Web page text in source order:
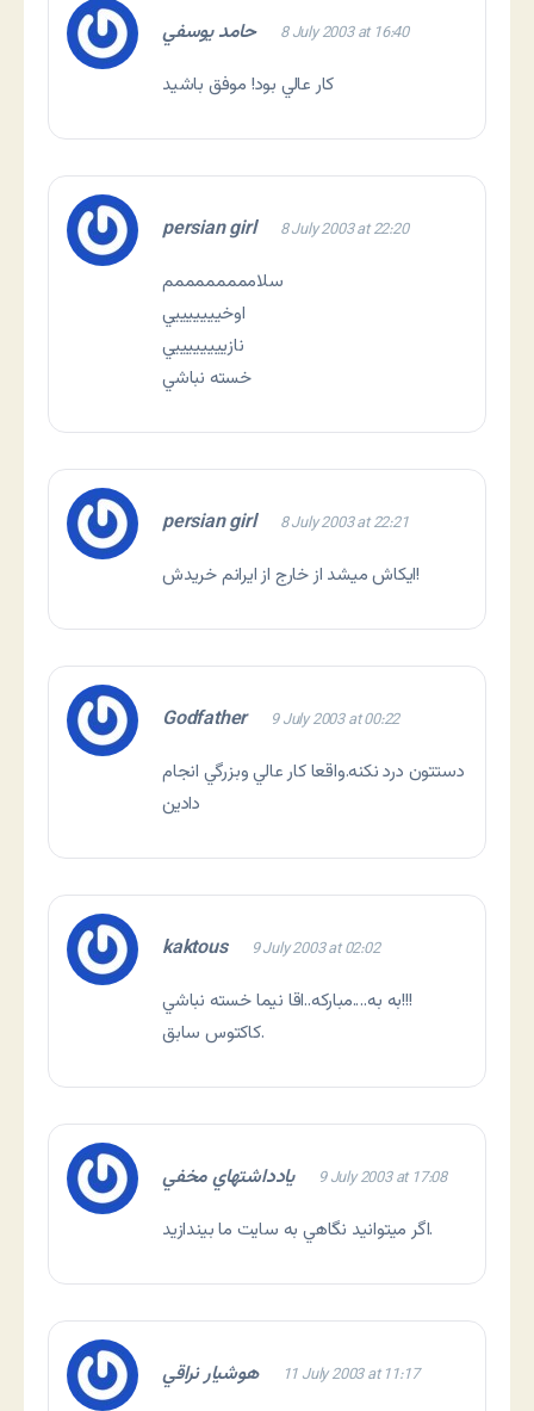
حامد يوسفي 8 July 2003 at 16:40
كار عالي بود! موفق باشيد
persian girl 8 July 2003 at 22:20
سلاممممممممم
اوخيييييييي
نازييييييييي
خسته نباشي
persian girl 8 July 2003 at 22:21
ايكاش ميشد از خارج از ايرانم خريدش!
Godfather 9 July 2003 at 00:22
دستتون درد نكنه.واقعا كار عالي وبزرگي انجام
دادين
kaktous 9 July 2003 at 02:02
به به….مباركه..اقا نيما خسته نباشي!!!
كاكتوس سابق.
يادداشتهاي مخفي 9 July 2003 at 17:08
اگر ميتوانيد نگاهي به سايت ما بيندازيد.
هوشيار نراقي 11 July 2003 at 11:17